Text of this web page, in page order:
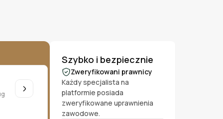
Szybko i bezpiecznie
Zweryfikowani prawnicy
Każdy specjalista na
platformie posiada
zweryfikowane uprawnienia
zawodowe.